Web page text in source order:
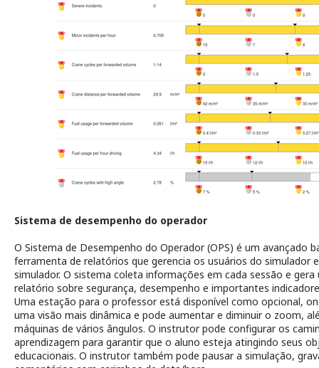
Sistema de desempenho do operador
O Sistema de Desempenho do Operador (OPS) é um avançado
ferramenta de relatórios que gerencia os usuários do simulador
simulador. O sistema coleta informações em cada sessão e
relatório sobre segurança, desempenho e importantes
Uma estação para o professor está disponível como opcional,
uma visão mais dinâmica e pode aumentar e diminuir o zoom,
máquinas de vários ângulos. O instrutor pode configurar os
aprendizagem para garantir que o aluno esteja atingindo seus
educacionais. O instrutor também pode pausar a simulação,